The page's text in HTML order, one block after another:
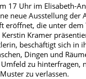
17 Uhr im Elisabeth-
neue Ausstellung der
eröffnet, die unter dem
Kerstin Kramer
beschäftigt sich in
Dingen und
zu hinterfragen,
zu verlassen.